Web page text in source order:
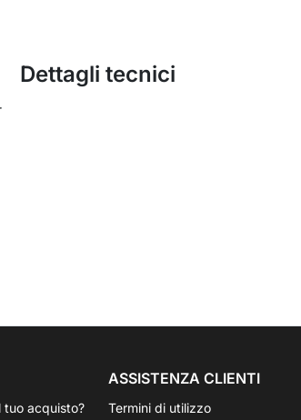
Dettagli tecnici
tuo acquisto?
ASSISTENZA CLIENTI
Termini di utilizzo